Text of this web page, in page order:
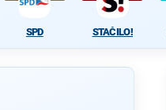
SPD STAČILO!